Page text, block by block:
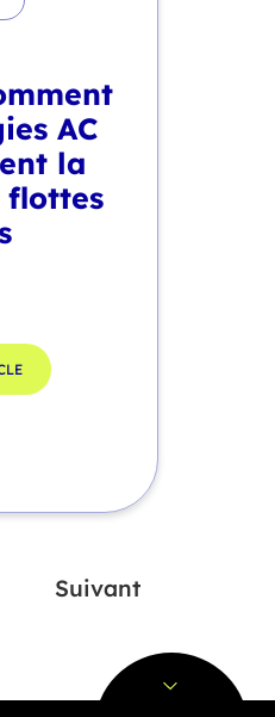
AC
la
flottes
Suivant